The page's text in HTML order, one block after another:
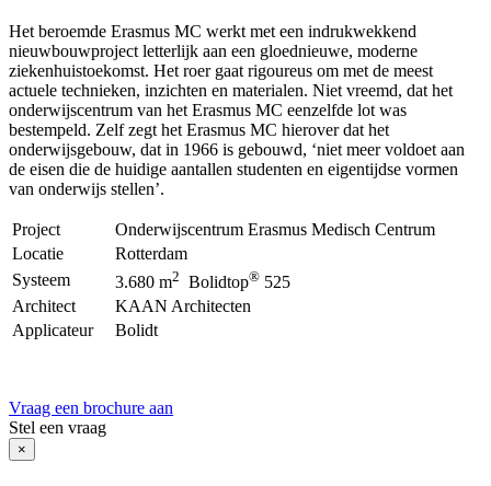
Het beroemde Erasmus MC werkt met een indrukwekkend
nieuwbouwproject letterlijk aan een gloednieuwe, moderne
ziekenhuistoekomst. Het roer gaat rigoureus om met de meest
actuele technieken, inzichten en materialen. Niet vreemd, dat het
onderwijscentrum van het Erasmus MC eenzelfde lot was
bestempeld. Zelf zegt het Erasmus MC hierover dat het
onderwijsgebouw, dat in 1966 is gebouwd, ‘niet meer voldoet aan
de eisen die de huidige aantallen studenten en eigentijdse vormen
van onderwijs stellen’.
Project
Onderwijscentrum Erasmus Medisch Centrum
Locatie
Rotterdam
Systeem
3.680 m2 Bolidtop® 525
Architect
KAAN Architecten
Applicateur
Bolidt
Vraag een brochure aan
Stel een vraag
×